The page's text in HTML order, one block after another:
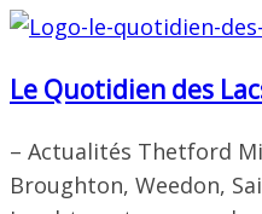
Passer
contenu
Le Quotidien des
– Actualités Thetford
Broughton, Weedon,